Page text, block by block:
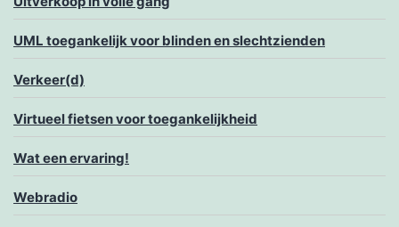
UML toegankelijk voor blinden en slechtzienden
Verkeer(d)
Virtueel fietsen voor toegankelijkheid
Wat een ervaring!
Webradio